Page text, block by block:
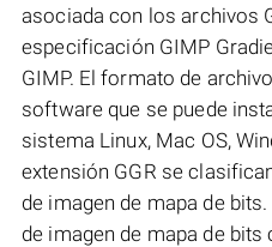
asociada con los archivos
especificación GIMP
GIMP. El formato de
software que se puede
sistema Linux, Mac OS,
extensión GGR se
de imagen de mapa de
de imagen de mapa de